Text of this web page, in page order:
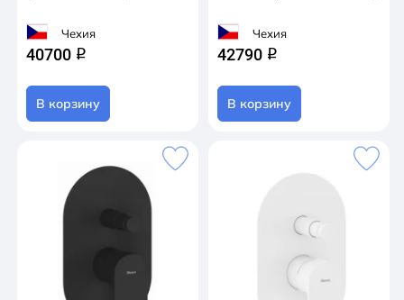
Чехия
40700 q
В корзину
Чехия
42790 q
В корзину